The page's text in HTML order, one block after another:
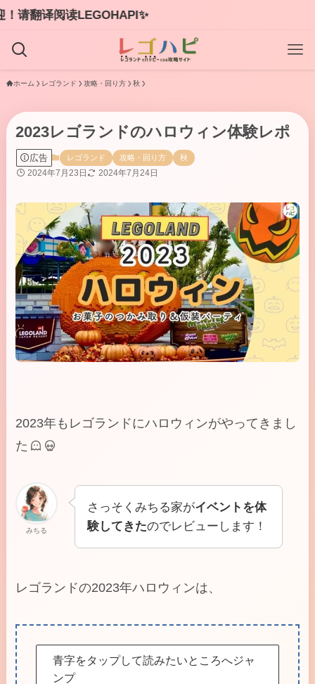
ホーム レゴランド 攻略・回り方 秋
2023レゴランドのハロウィン体験レポ
広告 レゴランド 攻略・回り方 秋
2024年7月23日 2024年7月24日
2023年もレゴランドにハロウィンがやってきまし
た
みちる
さっそくみちる家がイベントを体
験してきたのでレビューします！
レゴランドの2023年ハロウィンは、
青字をタップして読みたいところへジャ
ンプ